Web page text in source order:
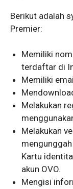
Berikut adalah
Premier:
Memiliki
terdaftar di
Memiliki
Melakukan
Melakukan
Kartu
akun OVO.
Mengisi